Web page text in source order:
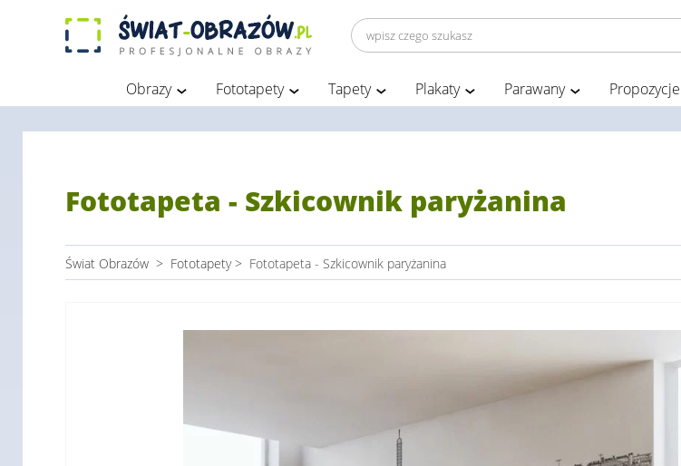
Obrazy Fototapety Tapety Plakaty Parawany Propozycje
Fototapeta - Szkicownik paryżanina
Świat Obrazów > Fototapety > Fototapeta - Szkicownik paryżanina